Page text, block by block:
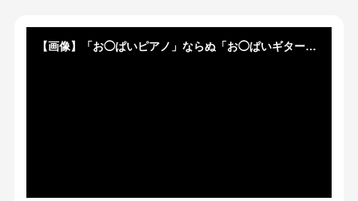
【画像】「お◯ぱいピアノ」ならぬ「お◯ぱいギター」美少女が見つかるｗｗｗｗｗｗｗｗ